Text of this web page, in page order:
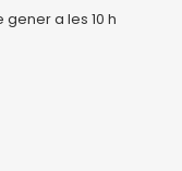
a les 10 h